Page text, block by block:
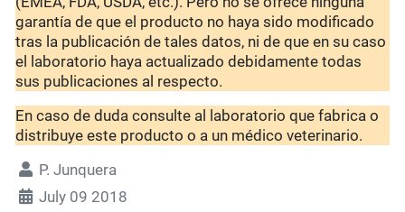
garantía de que el producto no haya sido modificado
tras la publicación de tales datos, ni de que en su caso
el laboratorio haya actualizado debidamente todas
sus publicaciones al respecto.
En caso de duda consulte al laboratorio que fabrica o
distribuye este producto o a un médico veterinario.
P. Junquera
July 09 2018